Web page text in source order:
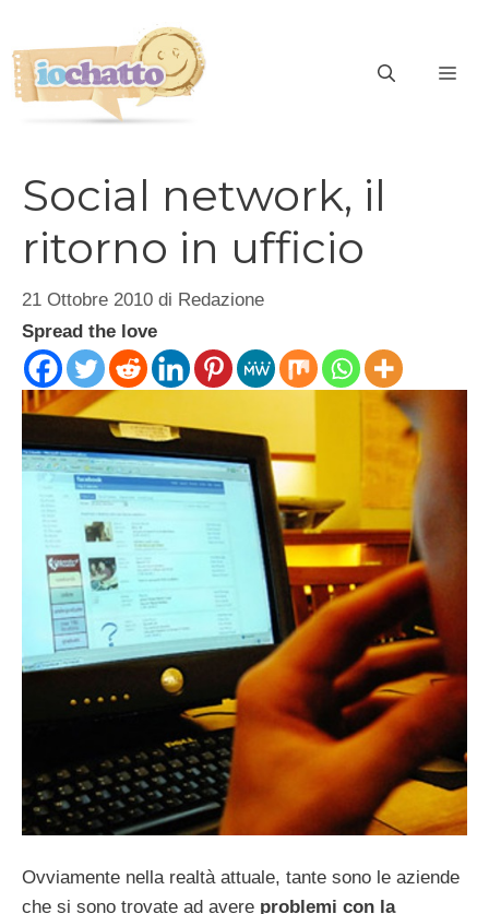
contenuto
Social network, il
ritorno in ufficio
21 Ottobre 2010 di Redazione
Spread the love
Ovviamente nella realtà attuale, tante sono le aziende
che si sono trovate ad avere problemi con la